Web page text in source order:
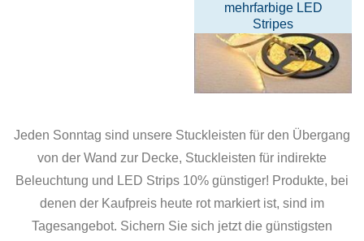
mehrfarbige LED
Stripes
Jeden Sonntag sind unsere Stuckleisten für den Übergang
von der Wand zur Decke, Stuckleisten für indirekte
Beleuchtung und LED Strips 10% günstiger! Produkte, bei
denen der Kaufpreis heute rot markiert ist, sind im
Tagesangebot. Sichern Sie sich jetzt die günstigsten